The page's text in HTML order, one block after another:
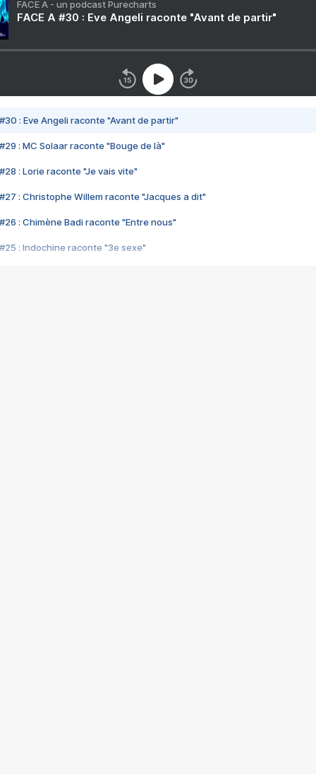
FACE A - un podcast Purecharts
FACE A #30 : Eve Angeli raconte "Avant de partir"
#30 : Eve Angeli raconte "Avant de partir"
#29 : MC Solaar raconte "Bouge de là"
#28 : Lorie raconte "Je vais vite"
#27 : Christophe Willem raconte "Jacques a dit"
#26 : Chimène Badi raconte "Entre nous"
#25 : Indochine raconte "3e sexe"